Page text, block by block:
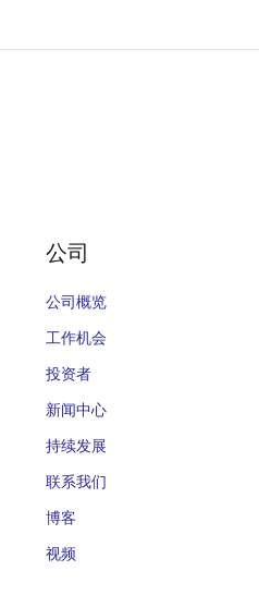
公司
公司概览
工作机会
投资者
新闻中心
持续发展
联系我们
博客
视频